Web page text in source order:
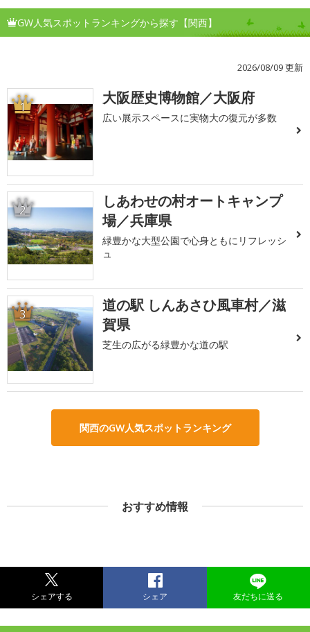
GW人気スポットランキングから探す【関西】
2026/08/09 更新
1 大阪歴史博物館／大阪府
広い展示スペースに実物大の復元が多数
2
しあわせの村オートキャンプ
場／兵庫県
緑豊かな大型公園で心身ともにリフレッシ
ュ
3
道の駅 しんあさひ風車村／滋
賀県
芝生の広がる緑豊かな道の駅
関西のGW人気スポットランキング
おすすめ情報
シェアする シェア 友だちに送る